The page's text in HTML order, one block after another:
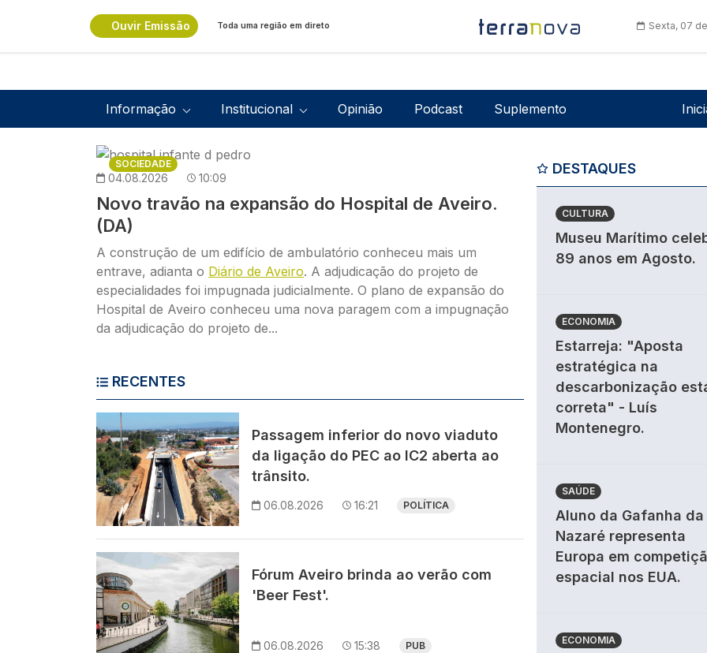
Ouvir Emissão Toda uma região em direto Sexta, 07
Navegação principal
Informação Institucional Opinião Podcast Suplemento
Imagem
SOCIEDADE
04.08.2026 10:09
Novo travão na expansão do Hospital de Aveiro.
(DA)
A construção de um edifício de ambulatório conheceu mais um
entrave, adianta o Diário de Aveiro. A adjudicação do projeto de
especialidades foi impugnada judicialmente. O plano de expansão do
Hospital de Aveiro conheceu uma nova paragem com a impugnação
da adjudicação do projeto de...
RECENTES
Imagem
Passagem inferior do novo viaduto
da ligação do PEC ao IC2 aberta ao
trânsito.
06.08.2026 16:21 POLÍTICA
Imagem
Fórum Aveiro brinda ao verão com
'Beer Fest'.
06.08.2026 15:38 PUB
DESTAQUES
CULTURA
Museu Marítimo
89 anos em Agosto.
ECONOMIA
Estarreja: "Aposta
estratégica na
descarbonização
correta" - Luís
Montenegro.
SAÚDE
Aluno da Gafanha da
Nazaré representa
Europa em
espacial nos EUA.
ECONOMIA